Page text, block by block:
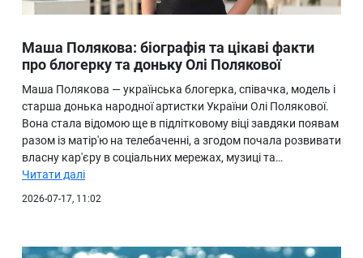
Маша Полякова: біографія та цікаві факти
про блогерку та доньку Олі Полякової
Маша Полякова — українська блогерка, співачка, модель і
старша донька народної артистки України Олі Полякової.
Вона стала відомою ще в підлітковому віці завдяки появам
разом із матір'ю на телебаченні, а згодом почала розвивати
власну кар'єру в соціальних мережах, музиці та…
Читати далі
2026-07-17, 11:02